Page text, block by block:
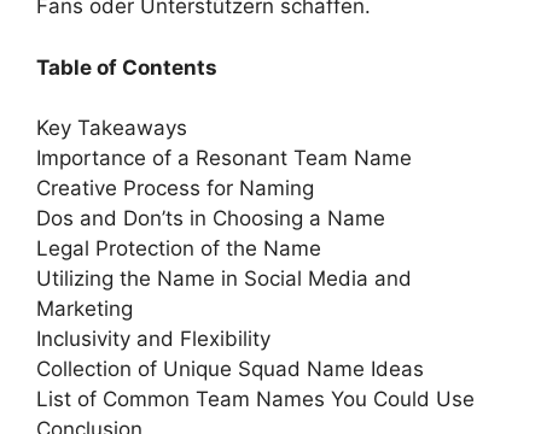
Fans oder Unterstützern schaffen.
Table of Contents
Key Takeaways
Importance of a Resonant Team Name
Creative Process for Naming
Dos and Don’ts in Choosing a Name
Legal Protection of the Name
Utilizing the Name in Social Media and
Marketing
Inclusivity and Flexibility
Collection of Unique Squad Name Ideas
List of Common Team Names You Could Use